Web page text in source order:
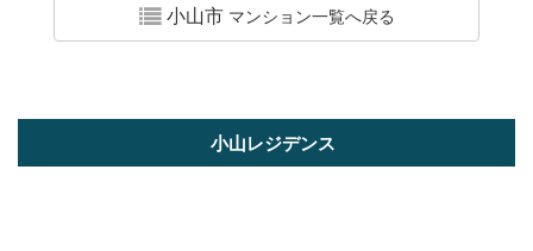
小山市マンション一覧へ戻る
小山レジデンス